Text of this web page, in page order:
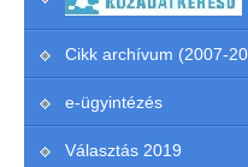
Cikk archívum (2007-
e-ügyintézés
Választás 2019